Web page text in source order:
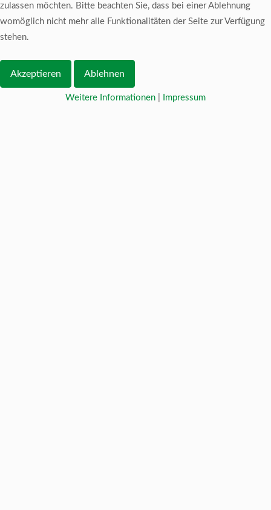
zulassen möchten. Bitte beachten Sie, dass bei einer Ablehnung
womöglich nicht mehr alle Funktionalitäten der Seite zur Verfügung
stehen.
Akzeptieren Ablehnen
Weitere Informationen Impressum